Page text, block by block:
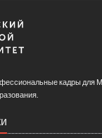
кадры для